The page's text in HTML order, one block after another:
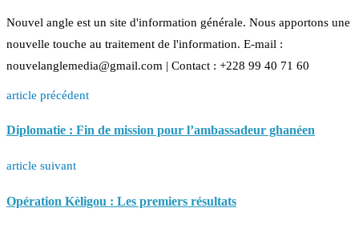
Nouvel angle est un site d'information générale. Nous apportons une
nouvelle touche au traitement de l'information. E-mail :
nouvelanglemedia@gmail.com | Contact : +228 99 40 71 60
article précédent
Diplomatie : Fin de mission pour l’ambassadeur ghanéen
article suivant
Opération Kèligou : Les premiers résultats